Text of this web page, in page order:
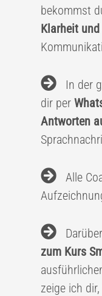
bekommst
Klarheit
In der
dir per
Antworten
Alle
zum Kurs
zeige ich